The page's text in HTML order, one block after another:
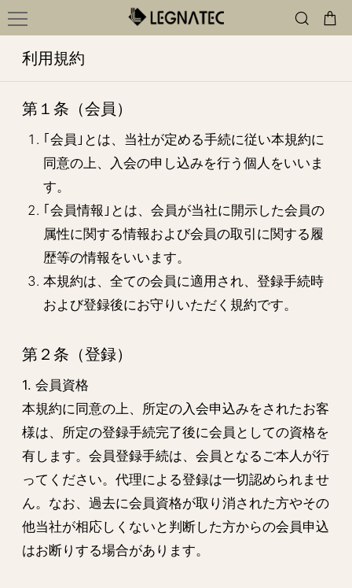
利用規約
第１条（会員）
｢会員｣とは、当社が定める手続に従い本規約に
同意の上、入会の申し込みを行う個人をいいま
す。
｢会員情報｣とは、会員が当社に開示した会員の
属性に関する情報および会員の取引に関する履
歴等の情報をいいます。
本規約は、全ての会員に適用され、登録手続時
および登録後にお守りいただく規約です。
第２条（登録）
1. 会員資格
本規約に同意の上、所定の入会申込みをされたお客
様は、所定の登録手続完了後に会員としての資格を
有します。会員登録手続は、会員となるご本人が行
ってください。代理による登録は一切認められませ
ん。なお、過去に会員資格が取り消された方やその
他当社が相応しくないと判断した方からの会員申込
はお断りする場合があります。